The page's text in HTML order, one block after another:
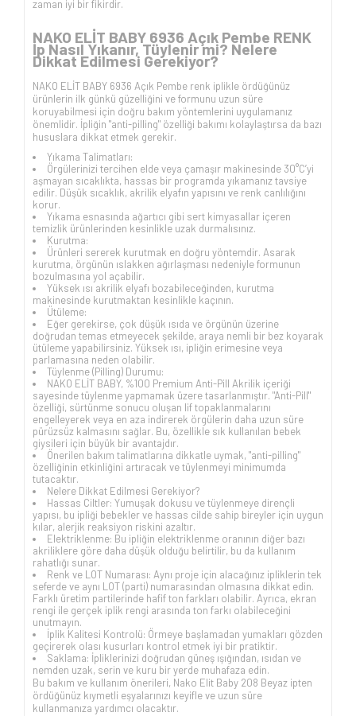
zaman iyi bir fikirdir.
NAKO ELİT BABY 6936 Açık Pembe RENK
İp Nasıl Yıkanır, Tüylenir mi? Nelere
Dikkat Edilmesi Gerekiyor?
NAKO ELİT BABY 6936 Açık Pembe renk iplikle ördüğünüz
ürünlerin ilk günkü güzelliğini ve formunu uzun süre
koruyabilmesi için doğru bakım yöntemlerini uygulamanız
önemlidir. İpliğin "anti-pilling" özelliği bakımı kolaylaştırsa da bazı
hususlara dikkat etmek gerekir.
Yıkama Talimatları:
Örgülerinizi tercihen elde veya çamaşır makinesinde 30°C’yi
aşmayan sıcaklıkta, hassas bir programda yıkamanız tavsiye
edilir. Düşük sıcaklık, akrilik elyafın yapısını ve renk canlılığını
korur.
Yıkama esnasında ağartıcı gibi sert kimyasallar içeren
temizlik ürünlerinden kesinlikle uzak durmalısınız.
Kurutma:
Ürünleri sererek kurutmak en doğru yöntemdir. Asarak
kurutma, örgünün ıslakken ağırlaşması nedeniyle formunun
bozulmasına yol açabilir.
Yüksek ısı akrilik elyafı bozabileceğinden, kurutma
makinesinde kurutmaktan kesinlikle kaçının.
Ütüleme:
Eğer gerekirse, çok düşük ısıda ve örgünün üzerine
doğrudan temas etmeyecek şekilde, araya nemli bir bez koyarak
ütüleme yapabilirsiniz. Yüksek ısı, ipliğin erimesine veya
parlamasına neden olabilir.
Tüylenme (Pilling) Durumu:
NAKO ELİT BABY, %100 Premium Anti-Pill Akrilik içeriği
sayesinde tüylenme yapmamak üzere tasarlanmıştır. "Anti-Pill"
özelliği, sürtünme sonucu oluşan lif topaklanmalarını
engelleyerek veya en aza indirerek örgülerin daha uzun süre
pürüzsüz kalmasını sağlar. Bu, özellikle sık kullanılan bebek
giysileri için büyük bir avantajdır.
Önerilen bakım talimatlarına dikkatle uymak, "anti-pilling"
özelliğinin etkinliğini artıracak ve tüylenmeyi minimumda
tutacaktır.
Nelere Dikkat Edilmesi Gerekiyor?
Hassas Ciltler: Yumuşak dokusu ve tüylenmeye dirençli
yapısı, bu ipliği bebekler ve hassas cilde sahip bireyler için uygun
kılar, alerjik reaksiyon riskini azaltır.
Elektriklenme: Bu ipliğin elektriklenme oranının diğer bazı
akriliklere göre daha düşük olduğu belirtilir, bu da kullanım
rahatlığı sunar.
Renk ve LOT Numarası: Aynı proje için alacağınız ipliklerin tek
seferde ve aynı LOT (parti) numarasından olmasına dikkat edin.
Farklı üretim partilerinde hafif ton farkları olabilir. Ayrıca, ekran
rengi ile gerçek iplik rengi arasında ton farkı olabileceğini
unutmayın.
İplik Kalitesi Kontrolü: Örmeye başlamadan yumakları gözden
geçirerek olası kusurları kontrol etmek iyi bir pratiktir.
Saklama: İpliklerinizi doğrudan güneş ışığından, ısıdan ve
nemden uzak, serin ve kuru bir yerde muhafaza edin.
Bu bakım ve kullanım önerileri, Nako Elit Baby 208 Beyaz ipten
ördüğünüz kıymetli eşyalarınızı keyifle ve uzun süre
kullanmanıza yardımcı olacaktır.